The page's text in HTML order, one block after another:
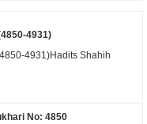
4931)
4931)Hadits Shahih
No: 4850